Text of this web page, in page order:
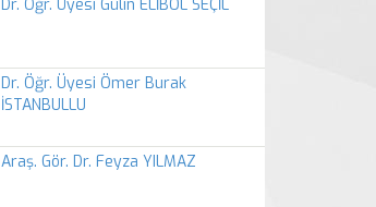
Dr. Öğr. Üyesi Gülin ELİBOL SEÇİL
Dr. Öğr. Üyesi Ömer Burak
İSTANBULLU
Araş. Gör. Dr. Feyza YILMAZ